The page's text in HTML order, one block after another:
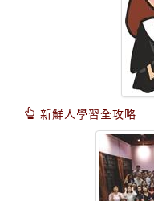
新鮮人學習全攻略